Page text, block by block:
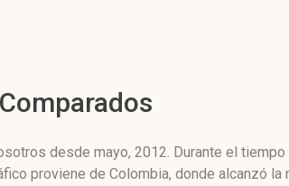
desde mayo, 2012. Durante el
proviene de Colombia, donde alcanzó